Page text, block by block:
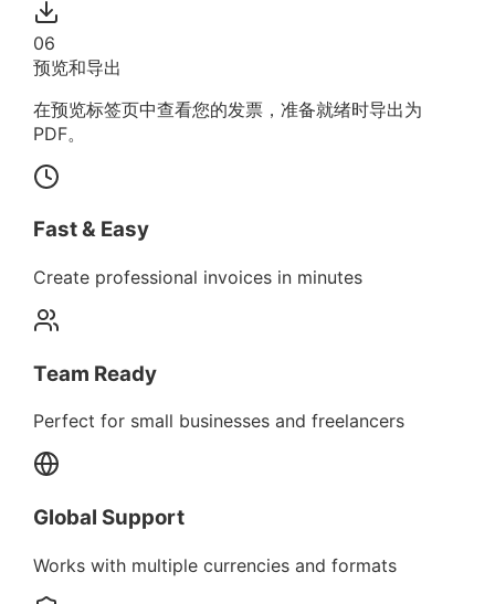
06
预览和导出
在预览标签页中查看您的发票，准备就绪时导出为
PDF。
Fast & Easy
Create professional invoices in minutes
Team Ready
Perfect for small businesses and freelancers
Global Support
Works with multiple currencies and formats